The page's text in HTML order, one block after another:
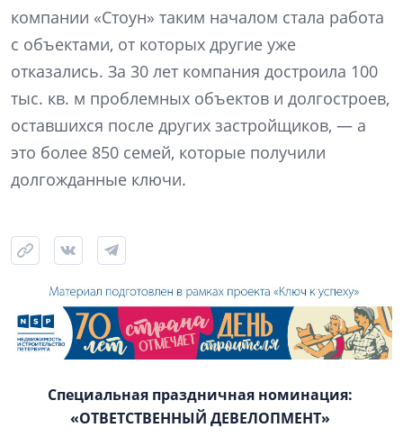
компании «Стоун» таким началом стала работа
с объектами, от которых другие уже
отказались. За 30 лет компания достроила 100
тыс. кв. м проблемных объектов и долгостроев,
оставшихся после других застройщиков, — а
это более 850 семей, которые получили
долгожданные ключи.
Специальная праздничная номинация:
«ОТВЕТСТВЕННЫЙ ДЕВЕЛОПМЕНТ»